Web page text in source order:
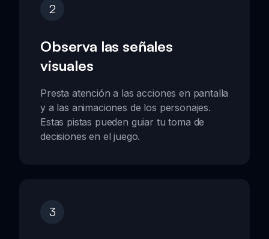
2
Observa las señales
visuales
Presta atención a las acciones en pantalla
y a las animaciones de los personajes.
Estas pistas pueden guiar tu toma de
decisiones en el juego.
3